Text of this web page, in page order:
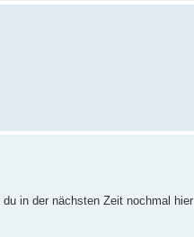
in der nächsten Zeit nochmal hier